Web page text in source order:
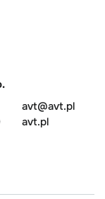
avt@avt.pl
avt.pl